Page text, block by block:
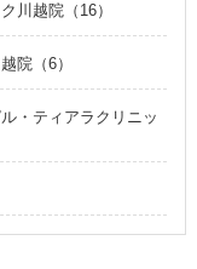
川越院（16）
院（6）
・ティアラクリニッ